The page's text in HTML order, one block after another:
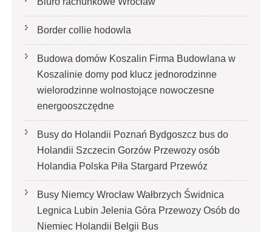
Border collie hodowla
Budowa domów Koszalin Firma Budowlana w
Koszalinie domy pod klucz jednorodzinne
wielorodzinne wolnostojące nowoczesne
energooszczędne
Busy do Holandii Poznań Bydgoszcz bus do
Holandii Szczecin Gorzów Przewozy osób
Holandia Polska Piła Stargard Przewóz
Busy Niemcy Wrocław Wałbrzych Świdnica
Legnica Lubin Jelenia Góra Przewozy Osób do
Niemiec Holandii Belgii Bus